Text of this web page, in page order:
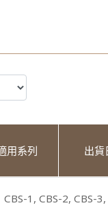
用系列 出貨
CBS-1, CBS-2, CBS-3,